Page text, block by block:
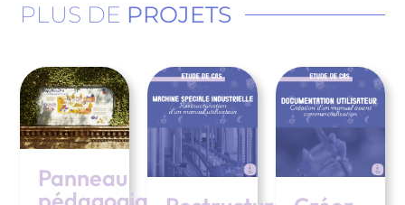
PLUS DE PROJETS
Panneau